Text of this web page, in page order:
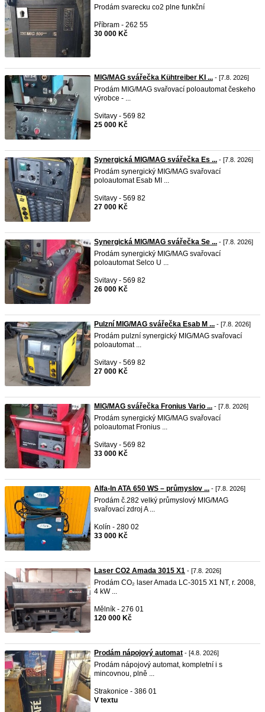
Prodám svarecku co2 plne funkční
Příbram - 262 55
30 000 Kč
MIG/MAG svářečka Kühtreiber KI ... - [7.8. 2026]
Prodám MIG/MAG svařovací poloautomat českeho
výrobce - ...
Svitavy - 569 82
25 000 Kč
Synergická MIG/MAG svářečka Es ... - [7.8. 2026]
Prodám synergický MIG/MAG svařovací
poloautomat Esab MI ...
Svitavy - 569 82
27 000 Kč
Synergická MIG/MAG svářečka Se ... - [7.8. 2026]
Prodám synergický MIG/MAG svařovací
poloautomat Selco U ...
Svitavy - 569 82
26 000 Kč
Pulzní MIG/MAG svářečka Esab M ... - [7.8. 2026]
Prodám pulzní synergický MIG/MAG svařovací
poloautomat ...
Svitavy - 569 82
27 000 Kč
MIG/MAG svářečka Fronius Vario ... - [7.8. 2026]
Prodám synergický MIG/MAG svařovací
poloautomat Fronius ...
Svitavy - 569 82
33 000 Kč
Alfa-In ATA 650 WS – průmyslov ... - [7.8. 2026]
Prodám č.282 velký průmyslový MIG/MAG
svařovací zdroj A ...
Kolín - 280 02
33 000 Kč
Laser CO2 Amada 3015 X1 - [7.8. 2026]
Prodám CO₂ laser Amada LC-3015 X1 NT, r. 2008,
4 kW ...
Mělník - 276 01
120 000 Kč
Prodám nápojový automat - [4.8. 2026]
Prodám nápojový automat, kompletní i s
mincovnou, plně ...
Strakonice - 386 01
V textu